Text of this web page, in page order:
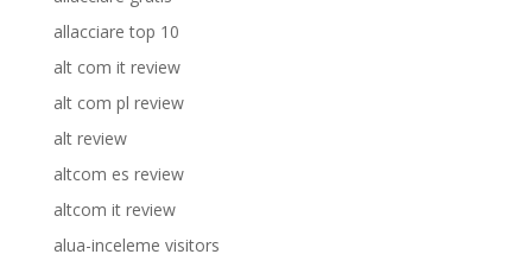
allacciare top 10
alt com it review
alt com pl review
alt review
altcom es review
altcom it review
alua-inceleme visitors